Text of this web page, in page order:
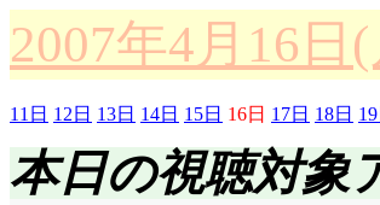
2007年4月16日
11日 12日 13日 14日 15日 16日 17日 18日 19
本日の視聴対象